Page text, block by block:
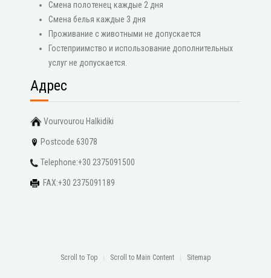
Смена полотенец каждые 2 дня
Смена белья каждые 3 дня
Проживание с животными не допускается
Гостеприимство и использование дополнительных
услуг не допускается.
Адрес
Vourvourou Halkidiki
Postcode 63078
Telephone:+30 2375091500
FAX:+30 2375091189
Scroll to Top Scroll to Main Content Sitemap